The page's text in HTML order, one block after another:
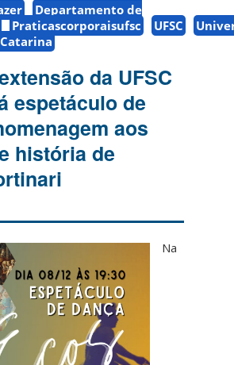
Departamento de
Praticascorporaisufsc UFSC
da UFSC
espetáculo de
aos
história de
Na